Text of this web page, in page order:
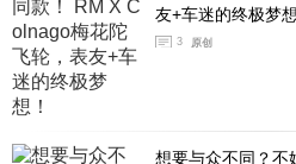
友+车迷的终极梦想
3 原创
想要与众不同？不